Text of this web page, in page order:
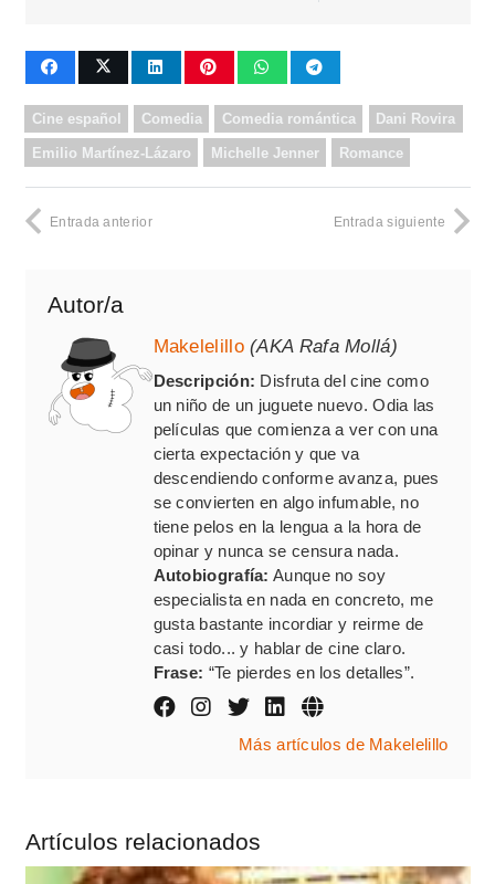
Cine español Comedia Comedia romántica Dani Rovira
Emilio Martínez-Lázaro Michelle Jenner Romance
Entrada anterior Entrada siguiente
Autor/a
Makelelillo (AKA Rafa Mollá)
Descripción: Disfruta del cine como
un niño de un juguete nuevo. Odia las
películas que comienza a ver con una
cierta expectación y que va
descendiendo conforme avanza, pues
se convierten en algo infumable, no
tiene pelos en la lengua a la hora de
opinar y nunca se censura nada.
Autobiografía: Aunque no soy
especialista en nada en concreto, me
gusta bastante incordiar y reirme de
casi todo... y hablar de cine claro.
Frase: “Te pierdes en los detalles”.
Más artículos de Makelelillo
Artículos relacionados